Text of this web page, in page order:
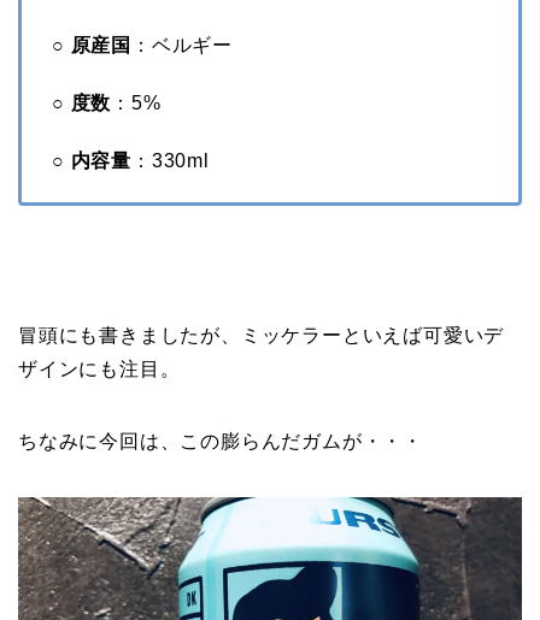
○ 原産国 ：ベルギー
○ 度数 ：5%
○ 内容量 ：330ml
冒頭にも書きましたが、ミッケラーといえば可愛いデ
ザインにも注目。
ちなみに今回は、この膨らんだガムが・・・